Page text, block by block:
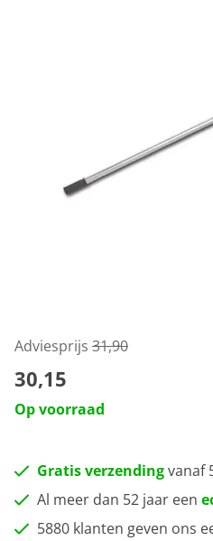
Adviesprijs 31,90
30,15
Op voorraad
Gratis verzendingvanaf
Al meer dan 52 jaar een
5880 klanten geven ons